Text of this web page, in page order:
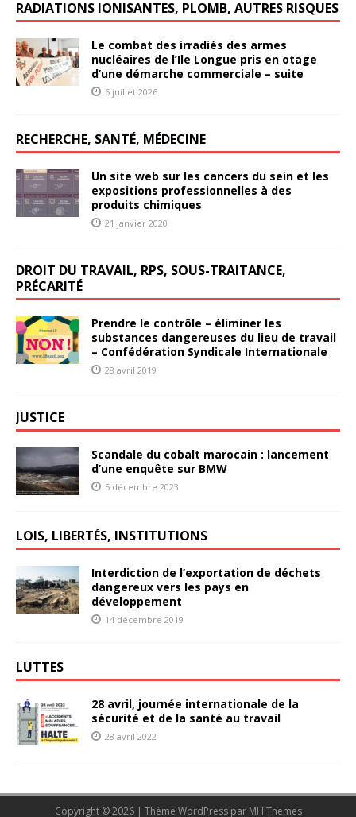
RADIATIONS IONISANTES, PLOMB, AUTRES RISQUES
Le combat des irradiés des armes
nucléaires de l’Ile Longue pris en otage
d’une démarche commerciale – suite
6 juillet 2026
RECHERCHE, SANTÉ, MÉDECINE
Un site web sur les cancers du sein et les
expositions professionnelles à des
produits chimiques
21 janvier 2020
DROIT DU TRAVAIL, RPS, SOUS-TRAITANCE,
PRÉCARITÉ
Prendre le contrôle – éliminer les
substances dangereuses du lieu de travail
– Confédération Syndicale Internationale
28 avril 2019
JUSTICE
Scandale du cobalt marocain : lancement
d’une enquête sur BMW
5 décembre 2023
LOIS, LIBERTÉS, INSTITUTIONS
Interdiction de l’exportation de déchets
dangereux vers les pays en
développement
14 décembre 2019
LUTTES
28 avril, journée internationale de la
sécurité et de la santé au travail
28 avril 2022
Copyright © 2026 | Thème WordPress par MH Themes